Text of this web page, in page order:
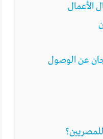
الأعمال
عن الوصول